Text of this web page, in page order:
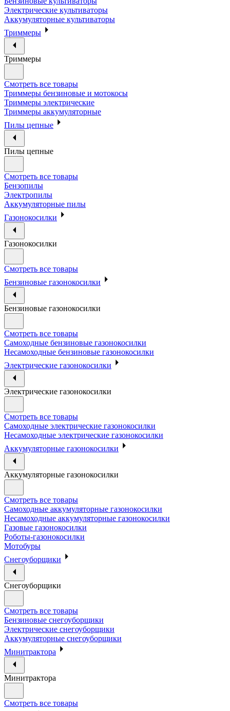
Электрические культиваторы
Аккумуляторные культиваторы
Триммеры
Триммеры
Смотреть все товары
Триммеры бензиновые и мотокосы
Триммеры электрические
Триммеры аккумуляторные
Пилы цепные
Пилы цепные
Смотреть все товары
Бензопилы
Электропилы
Аккумуляторные пилы
Газонокосилки
Газонокосилки
Смотреть все товары
Бензиновые газонокосилки
Бензиновые газонокосилки
Смотреть все товары
Самоходные бензиновые газонокосилки
Несамоходные бензиновые газонокосилки
Электрические газонокосилки
Электрические газонокосилки
Смотреть все товары
Самоходные электрические газонокосилки
Несамоходные электрические газонокосилки
Аккумуляторные газонокосилки
Аккумуляторные газонокосилки
Смотреть все товары
Самоходные аккумуляторные газонокосилки
Несамоходные аккумуляторные газонокосилки
Газовые газонокосилки
Роботы-газонокосилки
Мотобуры
Снегоуборщики
Снегоуборщики
Смотреть все товары
Бензиновые снегоуборщики
Электрические снегоуборщики
Аккумуляторные снегоуборщики
Минитрактора
Минитрактора
Смотреть все товары